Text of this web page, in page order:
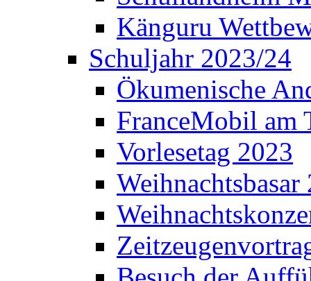
Känguru
Schuljahr 2023/24
Ökumenische
FranceMobil am
Vorlesetag 2023
Weihnachtsbasar